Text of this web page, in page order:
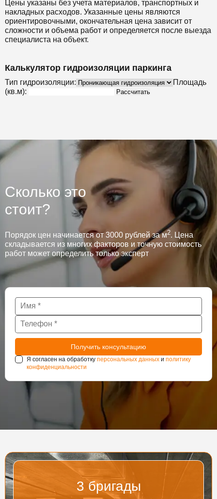
Цены указаны без учета материалов, транспортных и
накладных расходов. Указанные цены являются
ориентировочными, окончательная цена зависит от
сложности и объема работ и определяется после выезда
специалиста на объект.
Калькулятор гидроизоляции паркинга
Тип гидроизоляции:
Площадь
(кв.м):
Рассчитать
Сколько это
стоит?
Порядок цен начинается от 3000 рублей за м2. Цена
складывается из многих факторов и точную стоимость
работ может определить только эксперт
Я согласен на обработку персональных данных и политику
конфиденциальности
3 бригады